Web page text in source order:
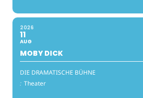
2026
11
AUG
MOBY DICK
DIE DRAMATISCHE BÜHNE
: Theater